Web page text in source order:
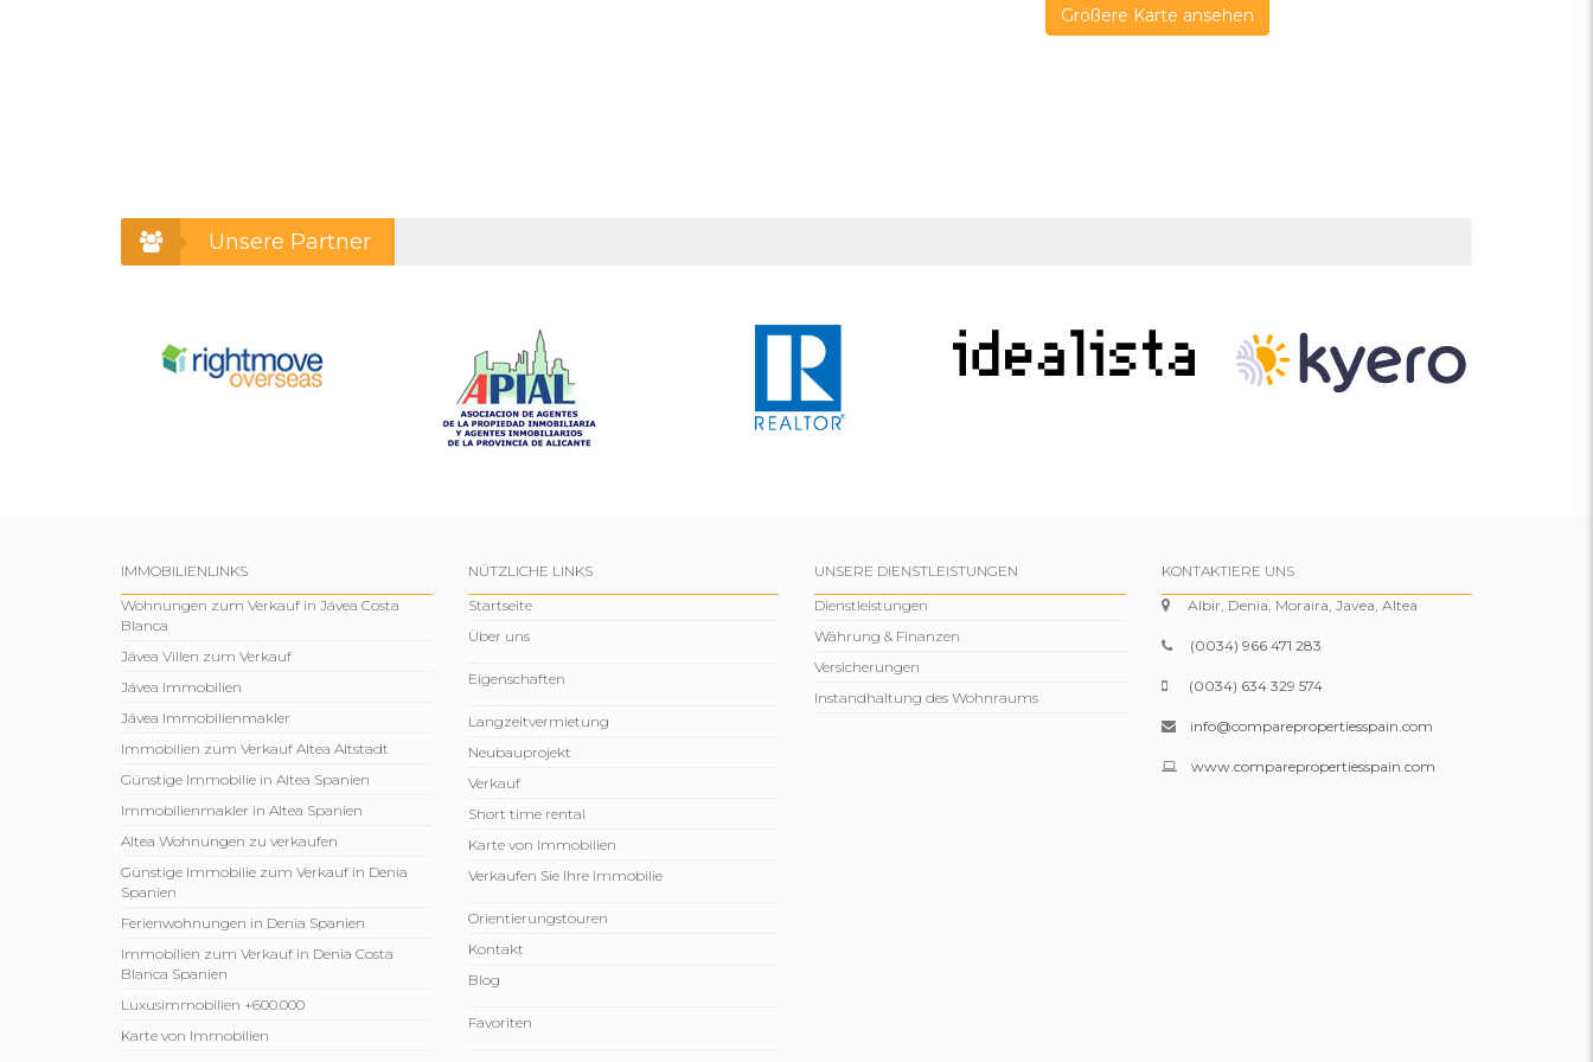
Größere Karte ansehen
Unsere Partner
IMMOBILIENLINKS
Wohnungen zum Verkauf in Jávea Costa
Blanca
Jávea Villen zum Verkauf
Jávea Immobilien
Jávea Immobilienmakler
Immobilien zum Verkauf Altea Altstadt
Günstige Immobilie in Altea Spanien
Immobilienmakler in Altea Spanien
Altea Wohnungen zu verkaufen
Günstige Immobilie zum Verkauf in Denia
Spanien
Ferienwohnungen in Denia Spanien
Immobilien zum Verkauf in Denia Costa
Blanca Spanien
Luxusimmobilien +600.000
Karte von Immobilien
NÜTZLICHE LINKS
Startseite
Über uns
Eigenschaften
Langzeitvermietung
Neubauprojekt
Verkauf
Short time rental
Karte von Immobilien
Verkaufen Sie Ihre Immobilie
Orientierungstouren
Kontakt
Blog
Favoriten
UNSERE DIENSTLEISTUNGEN
Dienstleistungen
Währung & Finanzen
Versicherungen
Instandhaltung des Wohnraums
KONTAKTIERE UNS
Albir, Denia, Moraira, Javea, Altea
(0034) 966 471 283
(0034) 634 329 574
info@comparepropertiesspain.com
www.comparepropertiesspain.com